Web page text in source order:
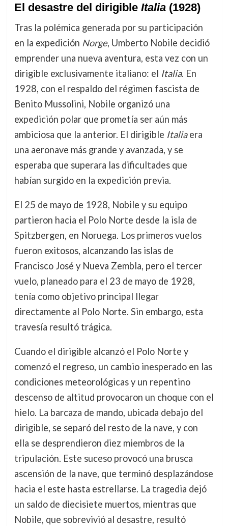
El desastre del dirigible Italia(1928)
Tras la polémica generada por su participación
en la expedición Norge, Umberto Nobile decidió
emprender una nueva aventura, esta vez con un
dirigible exclusivamente italiano: el Italia. En
1928, con el respaldo del régimen fascista de
Benito Mussolini, Nobile organizó una
expedición polar que prometía ser aún más
ambiciosa que la anterior. El dirigible Italiaera
una aeronave más grande y avanzada, y se
esperaba que superara las dificultades que
habían surgido en la expedición previa.
El 25 de mayo de 1928, Nobile y su equipo
partieron hacia el Polo Norte desde la isla de
Spitzbergen, en Noruega. Los primeros vuelos
fueron exitosos, alcanzando las islas de
Francisco José y Nueva Zembla, pero el tercer
vuelo, planeado para el 23 de mayo de 1928,
tenía como objetivo principal llegar
directamente al Polo Norte. Sin embargo, esta
travesía resultó trágica.
Cuando el dirigible alcanzó el Polo Norte y
comenzó el regreso, un cambio inesperado en las
condiciones meteorológicas y un repentino
descenso de altitud provocaron un choque con el
hielo. La barcaza de mando, ubicada debajo del
dirigible, se separó del resto de la nave, y con
ella se desprendieron diez miembros de la
tripulación. Este suceso provocó una brusca
ascensión de la nave, que terminó desplazándose
hacia el este hasta estrellarse. La tragedia dejó
un saldo de diecisiete muertos, mientras que
Nobile, que sobrevivió al desastre, resultó